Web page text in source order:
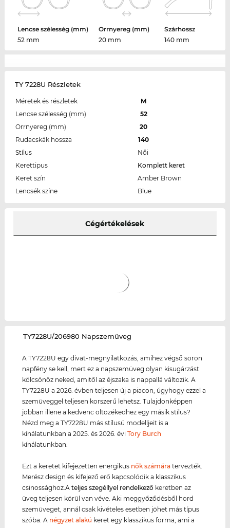
Lencse szélesség (mm)
52 mm
Orrnyereg (mm)
20 mm
Szárhossz
140 mm
TY 7228U Részletek
Méretek és részletek
M
Lencse szélesség (mm)
52
Orrnyereg (mm)
20
Rudacskák hossza
140
Stílus
Női
Kerettipus
Komplett keret
Keret szín
Amber Brown
Lencsék színe
Blue
Cégértékelések
‌TY7228U/206980 Napszemüveg
A TY7228U egy divat-megnyilatkozás, amihez végső soron
napfény se kell, mert ez a napszemüveg olyan kisugárzást
kölcsönöz neked, amitől az éjszaka is nappallá változik. A
TY7228U a 2026. évben teljesen új a piacon, úgyhogy ezzel a
szemüveggel teljesen korszerű lehetsz. Tulajdonképpen
jobban illene a kedvenc öltözékedhez egy másik stílus?
Nézd meg a TY7228U más stílusú modelljeit is a
kínálatunkban a 2025. és 2026. éviTory Burch
kínálatunkban.
Ezt a keretet kifejezetten energikus nők számára tervezték.
Merész design és kifejező erő kapcsolódik a klasszikus
csinossághoz.Ateljes szegéllyel rendelkező keretben az
üveg teljesen körül van véve. Aki meggyőződésből hord
szemüveget, annál csak kivételes esetben jöhet más típus
szóba. A négyzet alakú keret egy klasszikus forma, ami a